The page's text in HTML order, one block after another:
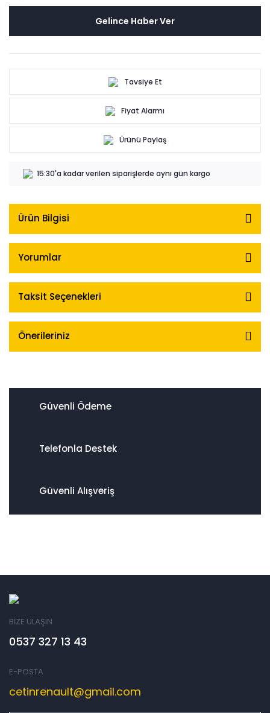
Gelince Haber Ver
Tavsiye Et
Fiyat Alarmı
Ürünü Paylaş
15:30'a kadar verilen siparişlerde aynı gün kargo
Ürün Bilgisi
Yorumlar
Taksit Seçenekleri
Önerileriniz
Güvenli Ödeme
Telefonla Destek
Güvenli Alışveriş
BİZE ULAŞIN
0537 327 13 43
E-POSTA
cetinrenault@gmail.com